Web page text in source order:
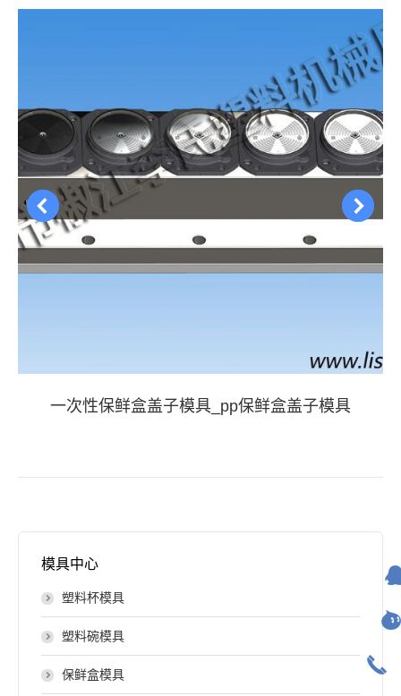
一次性保鲜盒盖子模具_pp保鲜盒盖子模具
模具中心
塑料杯模具
塑料碗模具
保鲜盒模具